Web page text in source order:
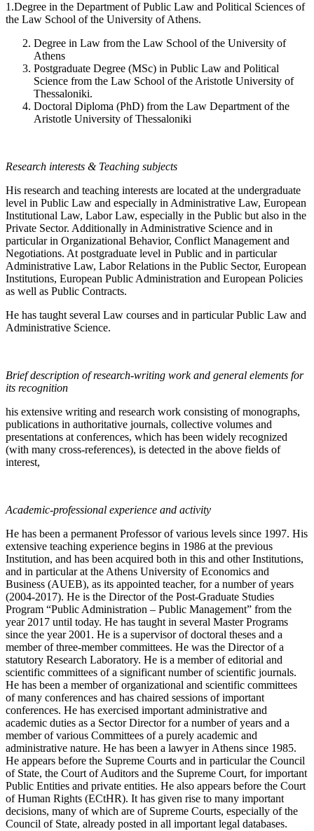
1.Degree in the Department of Public Law and Political Sciences of
the Law School of the University of Athens.
Degree in Law from the Law School of the University of
Athens
Postgraduate Degree (MSc) in Public Law and Political
Science from the Law School of the Aristotle University of
Thessaloniki.
Doctoral Diploma (PhD) from the Law Department of the
Aristotle University of Thessaloniki
Research interests & Teaching subjects
His research and teaching interests are located at the undergraduate
level in Public Law and especially in Administrative Law, European
Institutional Law, Labor Law, especially in the Public but also in the
Private Sector. Additionally in Administrative Science and in
particular in Organizational Behavior, Conflict Management and
Negotiations. At postgraduate level in Public and in particular
Administrative Law, Labor Relations in the Public Sector, European
Institutions, European Public Administration and European Policies
as well as Public Contracts.
He has taught several Law courses and in particular Public Law and
Administrative Science.
Brief description of research-writing work and general elements for
its recognition
his extensive writing and research work consisting of monographs,
publications in authoritative journals, collective volumes and
presentations at conferences, which has been widely recognized
(with many cross-references), is detected in the above fields of
interest,
Academic-professional experience and activity
He has been a permanent Professor of various levels since 1997. His
extensive teaching experience begins in 1986 at the previous
Institution, and has been acquired both in this and other Institutions,
and in particular at the Athens University of Economics and
Business (AUEB), as its appointed teacher, for a number of years
(2004-2017). He is the Director of the Post-Graduate Studies
Program “Public Administration – Public Management” from the
year 2017 until today. He has taught in several Master Programs
since the year 2001. He is a supervisor of doctoral theses and a
member of three-member committees. He was the Director of a
statutory Research Laboratory. He is a member of editorial and
scientific committees of a significant number of scientific journals.
He has been a member of organizational and scientific committees
of many conferences and has chaired sessions of important
conferences. He has exercised important administrative and
academic duties as a Sector Director for a number of years and a
member of various Committees of a purely academic and
administrative nature. He has been a lawyer in Athens since 1985.
He appears before the Supreme Courts and in particular the Council
of State, the Court of Auditors and the Supreme Court, for important
Public Entities and private entities. He also appears before the Court
of Human Rights (ECtHR). It has given rise to many important
decisions, many of which are of Supreme Courts, especially of the
Council of State, already posted in all important legal databases.